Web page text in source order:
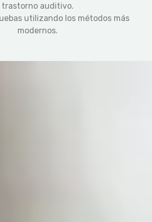
trastorno auditivo.
utilizando los métodos más
modernos.